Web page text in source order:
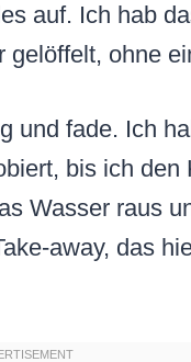
auf. Ich hab
ohne
und fade. Ich
bis ich den
Wasser raus
away, das